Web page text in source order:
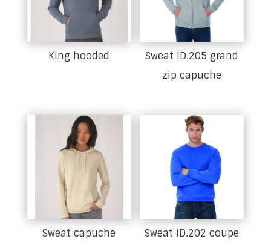
King hooded
Sweat ID.205 grand
zip capuche
Sweat capuche
Sweat ID.202 coupe